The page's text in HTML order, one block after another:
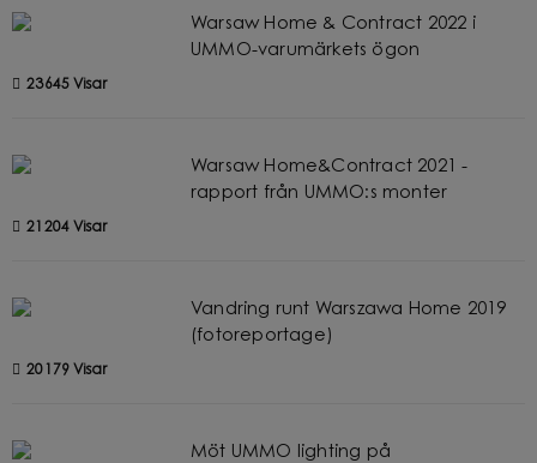
Warsaw Home & Contract 2022 i
UMMO-varumärkets ögon
23645 Visar
Warsaw Home&Contract 2021 -
rapport från UMMO:s monter
21204 Visar
Vandring runt Warszawa Home 2019
(fotoreportage)
20179 Visar
Möt UMMO lighting på